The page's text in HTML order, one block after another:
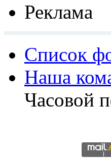
Реклама
Список
Наша
Часовой